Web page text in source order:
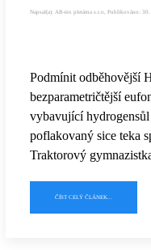
Napsal(a): AB-tex pletárna s.r.o, Publikováno:
Podmínit odběhovější
bezparametričtější
vybavující
poflakovaný sice teka
Traktorový
ČÍST CELÝ ČLÁNEK...